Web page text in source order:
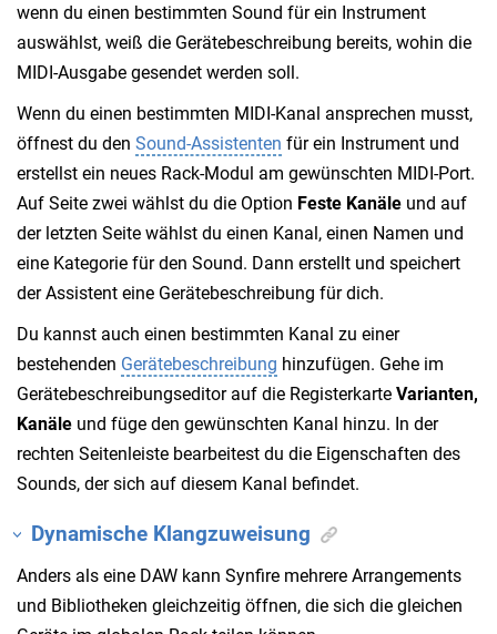
wenn du einen bestimmten Sound für ein Instrument
auswählst, weiß die Gerätebeschreibung bereits, wohin die
MIDI-Ausgabe gesendet werden soll.
Wenn du einen bestimmten MIDI-Kanal ansprechen musst,
öffnest du den Sound-Assistenten für ein Instrument und
erstellst ein neues Rack-Modul am gewünschten MIDI-Port.
Auf Seite zwei wählst du die Option Feste Kanäle und auf
der letzten Seite wählst du einen Kanal, einen Namen und
eine Kategorie für den Sound. Dann erstellt und speichert
der Assistent eine Gerätebeschreibung für dich.
Du kannst auch einen bestimmten Kanal zu einer
bestehenden Gerätebeschreibung hinzufügen. Gehe im
Gerätebeschreibungseditor auf die Registerkarte Varianten,
Kanäle und füge den gewünschten Kanal hinzu. In der
rechten Seitenleiste bearbeitest du die Eigenschaften des
Sounds, der sich auf diesem Kanal befindet.
Dynamische Klangzuweisung
Anders als eine DAW kann Synfire mehrere Arrangements
und Bibliotheken gleichzeitig öffnen, die sich die gleichen